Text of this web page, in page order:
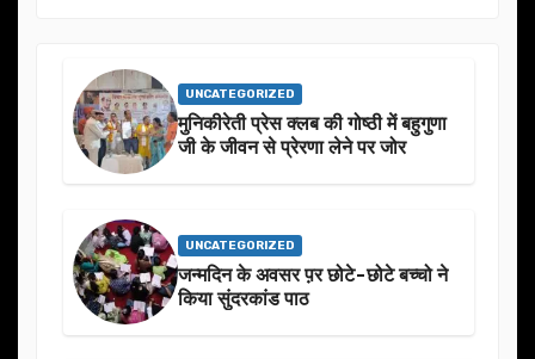
UNCATEGORIZED
मुनिकीरेती प्रेस क्लब की गोष्ठी में बहुगुणा
जी के जीवन से प्रेरणा लेने पर जोर
UNCATEGORIZED
जन्मदिन के अवसर प़र छोटे-छोटे बच्चो ने
किया सुंदरकांड पाठ